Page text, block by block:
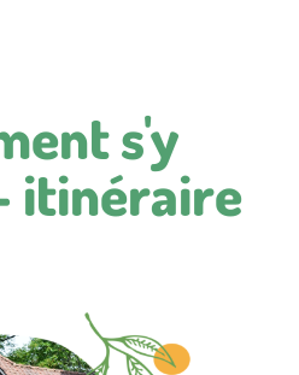
s'y
itinéraire